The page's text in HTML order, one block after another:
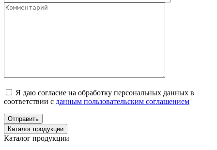
Я даю согласие на обработку персональных данных в
соответствии с данным пользовательским соглашением
Отправить
Каталог продукции
Каталог продукции